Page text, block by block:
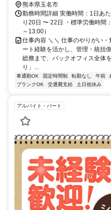
熊本県玉名市
勤務時間詳細 実働時間：1日あ
り20日 〜 22日 ・標準労働時間
～13:00）
仕事内容 ＼＼ 仕事のやりがい
ート経験を活かし、管理・統括
総務まで、バックオフィス全体
り」...
車通勤OK 固定時間制 転勤なし 午前
ブランクOK
交通費支給 土日祝休み
アルバイト・パート